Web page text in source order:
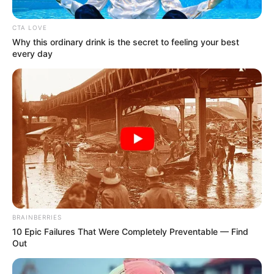
Posted
in
Friss hírek
Szerda reggelre jött a sokkoló
hír. Magyar Péternek
befellegzett, sajnos ITT A VÉGE!
– Drámai részletek:
bySzerző • February 23, 2026
CTA LOVE
Why this ordinary drink is the secret to feeling your best
every day
BRAINBERRIES
10 Epic Failures That Were Completely Preventable — Find
Out